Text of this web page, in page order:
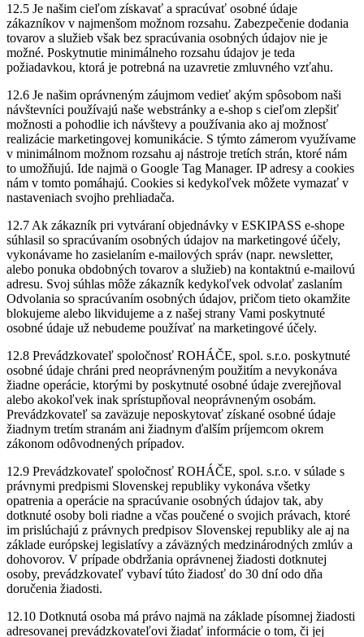
12.5 Je našim cieľom získavať a spracúvať osobné údaje
zákazníkov v najmenšom možnom rozsahu. Zabezpečenie dodania
tovarov a služieb však bez spracúvania osobných údajov nie je
možné. Poskytnutie minimálneho rozsahu údajov je teda
požiadavkou, ktorá je potrebná na uzavretie zmluvného vzťahu.
12.6 Je našim oprávneným záujmom vedieť akým spôsobom naši
návštevníci používajú naše webstránky a e-shop s cieľom zlepšiť
možnosti a pohodlie ich návštevy a používania ako aj možnosť
realizácie marketingovej komunikácie. S týmto zámerom využívame
v minimálnom možnom rozsahu aj nástroje tretích strán, ktoré nám
to umožňujú. Ide najmä o Google Tag Manager. IP adresy a cookies
nám v tomto pomáhajú. Cookies si kedykoľvek môžete vymazať v
nastaveniach svojho prehliadača.
12.7 Ak zákazník pri vytváraní objednávky v ESKIPASS e-shope
súhlasil so spracúvaním osobných údajov na marketingové účely,
vykonávame ho zasielaním e-mailových správ (napr. newsletter,
alebo ponuka obdobných tovarov a služieb) na kontaktnú e-mailovú
adresu. Svoj súhlas môže zákazník kedykoľvek odvolať zaslaním
Odvolania so spracúvaním osobných údajov, pričom tieto okamžite
blokujeme alebo likvidujeme a z našej strany Vami poskytnuté
osobné údaje už nebudeme používať na marketingové účely.
12.8 Prevádzkovateľ spoločnosť ROHÁČE, spol. s.r.o. poskytnuté
osobné údaje chráni pred neoprávneným použitím a nevykonáva
žiadne operácie, ktorými by poskytnuté osobné údaje zverejňoval
alebo akokoľvek inak sprístupňoval neoprávneným osobám.
Prevádzkovateľ sa zaväzuje neposkytovať získané osobné údaje
žiadnym tretím stranám ani žiadnym ďalším príjemcom okrem
zákonom odôvodnených prípadov.
12.9 Prevádzkovateľ spoločnosť ROHÁČE, spol. s.r.o. v súlade s
právnymi predpismi Slovenskej republiky vykonáva všetky
opatrenia a operácie na spracúvanie osobných údajov tak, aby
dotknuté osoby boli riadne a včas poučené o svojich právach, ktoré
im prislúchajú z právnych predpisov Slovenskej republiky ale aj na
základe európskej legislatívy a záväzných medzinárodných zmlúv a
dohovorov. V prípade obdržania oprávnenej žiadosti dotknutej
osoby, prevádzkovateľ vybaví túto žiadosť do 30 dní odo dňa
doručenia žiadosti.
12.10 Dotknutá osoba má právo najmä na základe písomnej žiadosti
adresovanej prevádzkovateľovi žiadať informácie o tom, či jej